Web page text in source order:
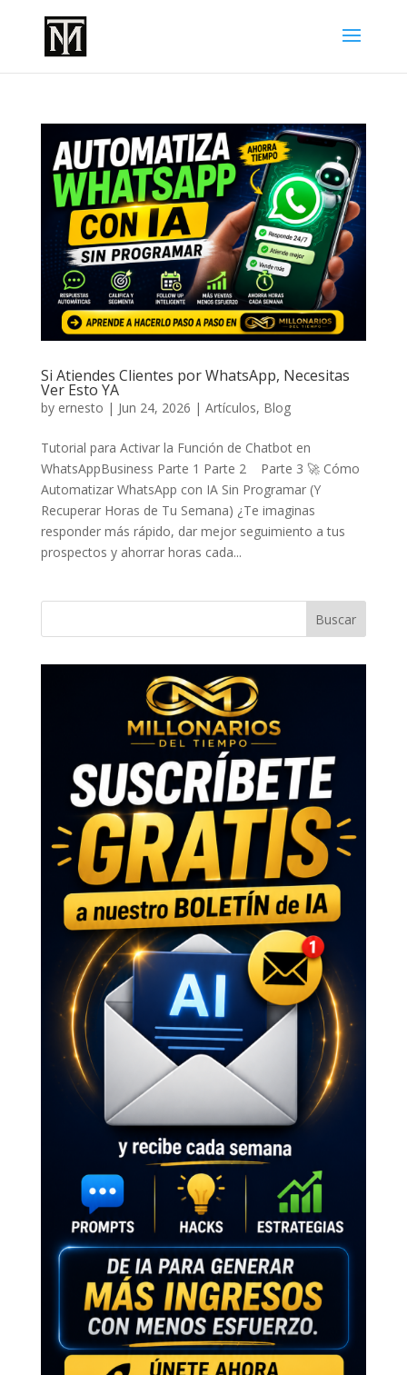
Si Atiendes Clientes por WhatsApp, Necesitas
Ver Esto YA
by ernesto | Jun 24, 2026 | Artículos, Blog
Tutorial para Activar la Función de Chatbot en
WhatsAppBusiness Parte 1 Parte 2 Parte 3 🚀 Cómo
Automatizar WhatsApp con IA Sin Programar (Y
Recuperar Horas de Tu Semana) ¿Te imaginas
responder más rápido, dar mejor seguimiento a tus
prospectos y ahorrar horas cada...
Buscar